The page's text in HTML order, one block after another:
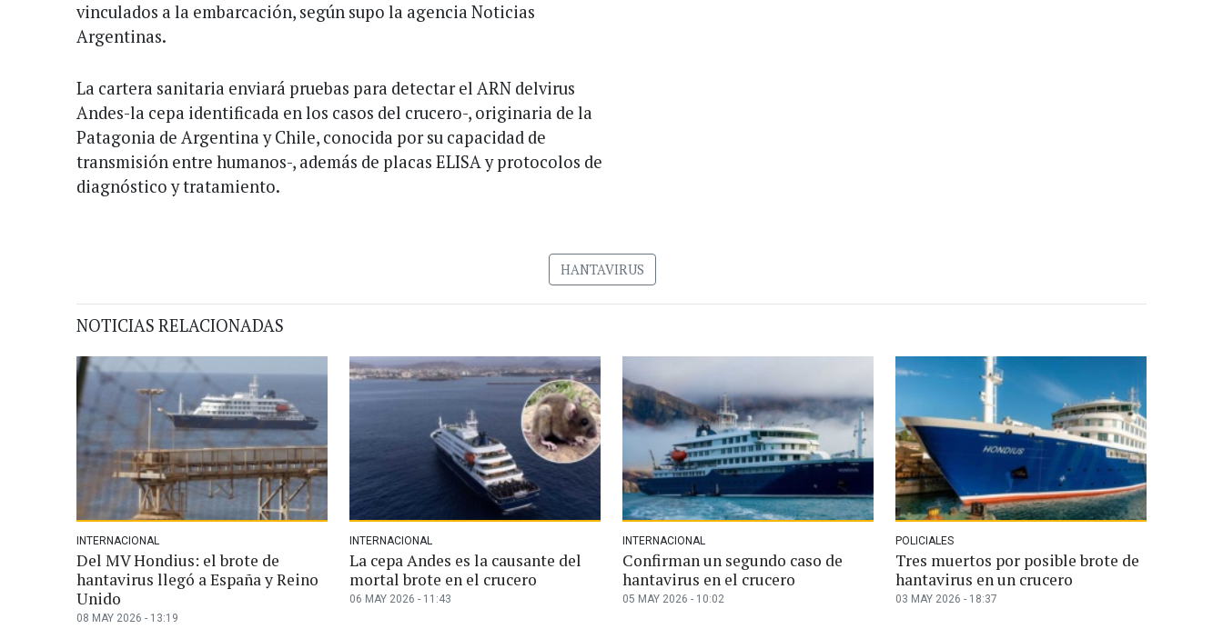
vinculados a la embarcación, según supo la agencia Noticias
Argentinas.
La cartera sanitaria enviará pruebas para detectar el ARN delvirus
Andes-la cepa identificada en los casos del crucero-, originaria de la
Patagonia de Argentina y Chile, conocida por su capacidad de
transmisión entre humanos-, además de placas ELISA y protocolos de
diagnóstico y tratamiento.
HANTAVIRUS
NOTICIAS RELACIONADAS
INTERNACIONAL
Del MV Hondius: el brote de
hantavirus llegó a España y Reino
Unido
08 MAY 2026 - 13:19
INTERNACIONAL
La cepa Andes es la causante del
mortal brote en el crucero
06 MAY 2026 - 11:43
INTERNACIONAL
Confirman un segundo caso de
hantavirus en el crucero
05 MAY 2026 - 10:02
POLICIALES
Tres muertos por posible brote de
hantavirus en un crucero
03 MAY 2026 - 18:37